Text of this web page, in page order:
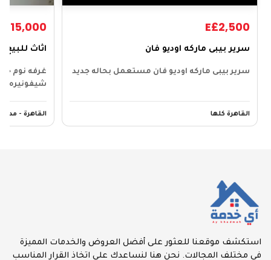
سرير بيبى ماركه اوديو فان
سرير بيبى ماركه اوديو فان مستعمل بحاله جديد
القاهرة كلها
E£2,500
اثاث للبيع
غرفه نوم
شيفونيره و ٢…
القاهرة -
استكشف موقعنا للعثور على أفضل العروض والخدمات المميزة
في مختلف المجالات. نحن هنا لنساعدك على اتخاذ القرار المناسب